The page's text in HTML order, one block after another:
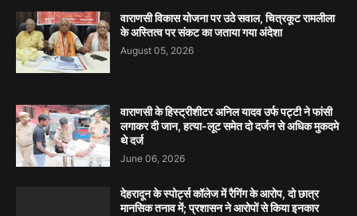
वाराणसी विकास योजना पर उठे सवाल, चित्रकूट रामलीला
के अस्तित्व पर संकट का जताया गया अंदेशा
August 05, 2026
वाराणसी के हिस्ट्रीशीटर अनिल यादव उर्फ पट्टी ने फांसी
लगाकर दी जान, हत्या-लूट समेत दो दर्जन से अधिक मुकदमे
थे दर्ज
June 06, 2026
देहरादून के स्पोर्ट्स कॉलेज में रैगिंग के आरोप, दो छात्र
मानसिक तनाव में; प्रशासन ने आरोपों से किया इनकार